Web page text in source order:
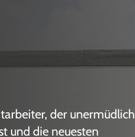
der unermüdlich
und die neuesten